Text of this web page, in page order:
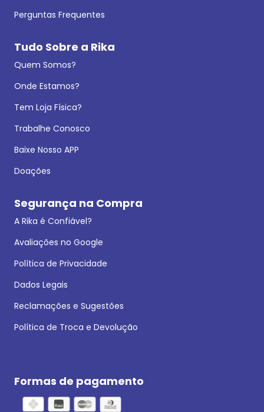
Perguntas Frequentes
Tudo Sobre a Rika
Quem Somos?
Onde Estamos?
Tem Loja Física?
Trabalhe Conosco
Baixe Nosso APP
Doações
Segurança na Compra
A Rika é Confiável?
Avaliações no Google
Política de Privacidade
Dados Legais
Reclamações e Sugestões
Política de Troca e Devolução
Formas de pagamento